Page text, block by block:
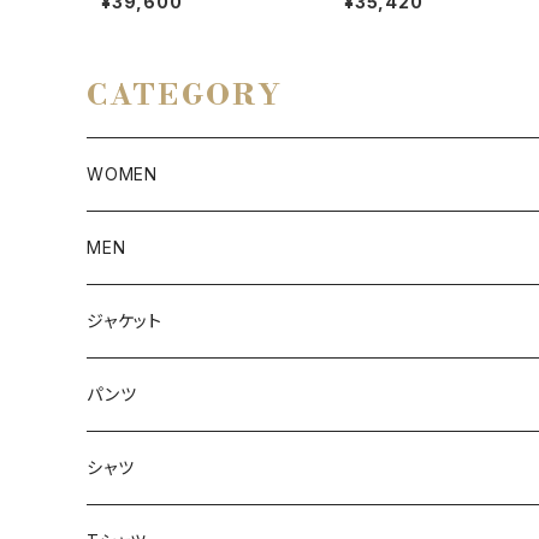
CATEGORY
WOMEN
アウター
ボトムス
トップス
MEN
アウター
インナー
ボトムス
ジャケット
パンツ
シャツ